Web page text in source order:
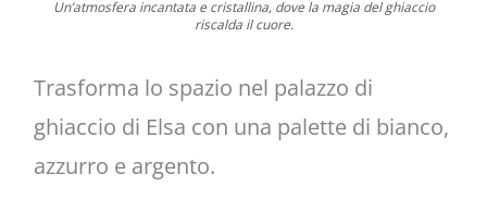
Un’atmosfera incantata e cristallina, dove la magia del ghiaccio
riscalda il cuore.
Trasforma lo spazio nel palazzo di
ghiaccio di Elsa con una palette di bianco,
azzurro e argento.